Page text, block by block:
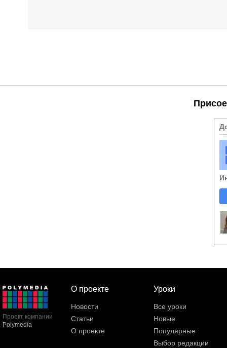
Проект компании
Polymedia
О проекте
Новости
Статьи
О проекте
Уроки
Все уроки
Новые
Популярные
Выбор редакции